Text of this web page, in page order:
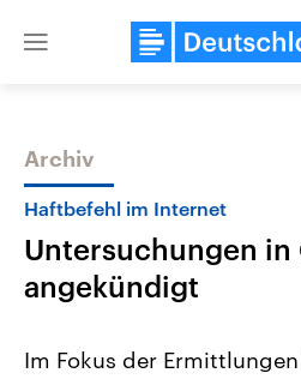
Close
Themen
Archiv
Haftbefehl im Internet
Untersuchungen in
angekündigt
Im Fokus der